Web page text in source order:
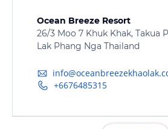
Ocean Breeze Resort
26/3 Moo 7 Khuk Khak, Takua
Lak Phang Nga Thailand
+6676485315